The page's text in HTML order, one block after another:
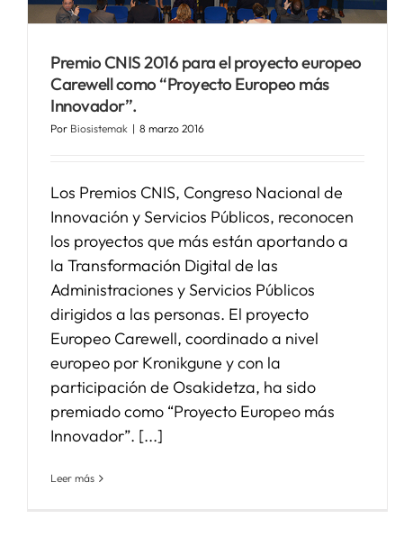
Premio CNIS 2016 para el proyecto europeo
Carewell como “Proyecto Europeo más
Innovador”.
Por Biosistemak | 8 marzo 2016
Los Premios CNIS, Congreso Nacional de
Innovación y Servicios Públicos, reconocen
los proyectos que más están aportando a
la Transformación Digital de las
Administraciones y Servicios Públicos
dirigidos a las personas. El proyecto
Europeo Carewell, coordinado a nivel
europeo por Kronikgune y con la
participación de Osakidetza, ha sido
premiado como “Proyecto Europeo más
Innovador”. [...]
Leer más